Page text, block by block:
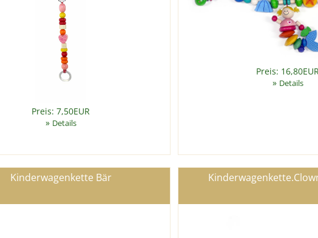
Preis: 7,50EUR
» Details
Preis: 16,80EUR
» Details
Kinderwagenkette Bär